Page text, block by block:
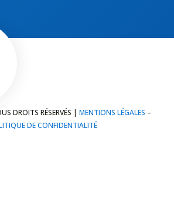
DROITS RÉSERVÉS | MENTIONS LÉGALES –
DE CONFIDENTIALITÉ